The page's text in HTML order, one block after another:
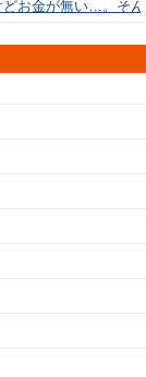
どお金が無い…。そ